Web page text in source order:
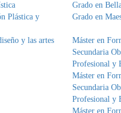
Grado en
Plástica y
Grado en
y las artes
Máster en
Secundaria
Profesional y
Máster en
Secundaria
Profesional y
Máster en